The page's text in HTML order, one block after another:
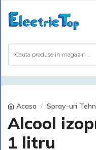
Acasa Spray-uri
Alcool
1 litru